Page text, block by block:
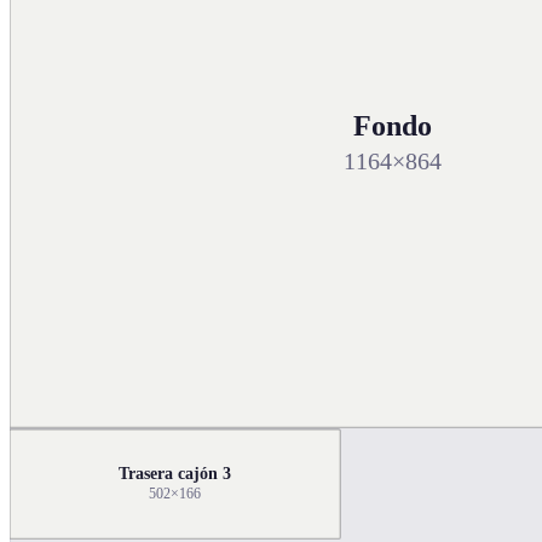
Fondo
1164×864
Trasera cajón 3
502×166